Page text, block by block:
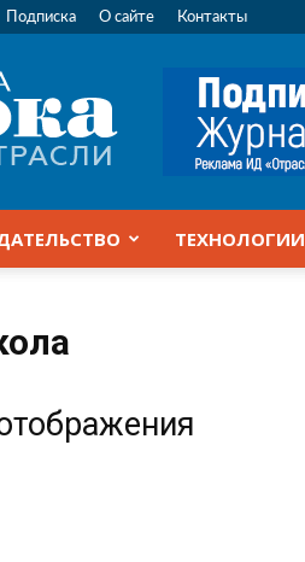
Подписка О сайте Контакты
ТЕХНОЛОГИИ